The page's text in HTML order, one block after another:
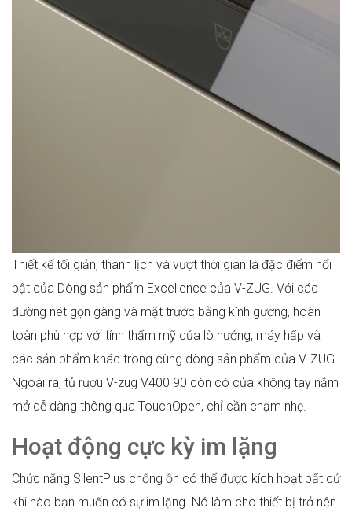
Thiết kế tối giản, thanh lịch và vượt thời gian là đặc điểm nổi
bật của Dòng sản phẩm Excellence của V-ZUG. Với các
đường nét gọn gàng và mặt trước bằng kính gương, hoàn
toàn phù hợp với tính thẩm mỹ của lò nướng, máy hấp và
các sản phẩm khác trong cùng dòng sản phẩm của V-ZUG.
Ngoài ra, tủ rượu V-zug V400 90 còn có cửa không tay nắm
mở dễ dàng thông qua TouchOpen, chỉ cần chạm nhẹ.
Hoạt động cực kỳ im lặng
Chức năng SilentPlus chống ồn có thể được kích hoạt bất cứ
khi nào bạn muốn có sự im lặng. Nó làm cho thiết bị trở nên